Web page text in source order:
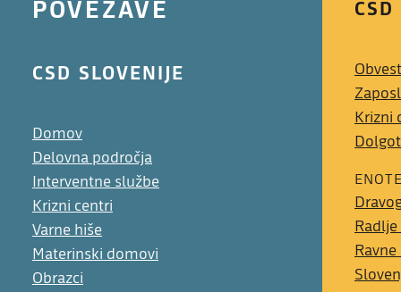
POVEZAVE
CSD SLOVENIJE
Domov
Delovna področja
Interventne službe
Krizni centri
Varne hiše
Materinski domovi
Obrazci
Krizni